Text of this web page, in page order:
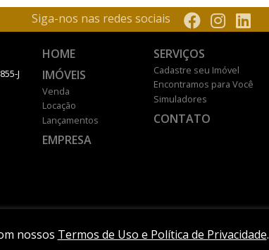
nossos Termos de Uso e Política de Privacidade.
Siga-nos nas redes sociais
J
HOME
IMÓVEIS
Venda
Locação
Lançamentos
EMPRESA
SERVIÇOS
Cadastre seu Imóvel
Encontramos para Você
Simuladores
CONTATO